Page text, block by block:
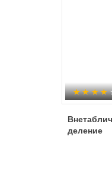
деление